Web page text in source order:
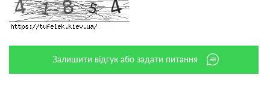
Залишити відгук або задати питання